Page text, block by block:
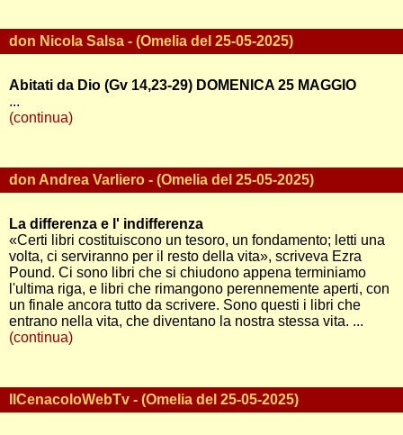
don Nicola Salsa - (Omelia del 25-05-2025)
Abitati da Dio (Gv 14,23-29) DOMENICA 25 MAGGIO
...
(continua)
don Andrea Varliero - (Omelia del 25-05-2025)
La differenza e l' indifferenza
«Certi libri costituiscono un tesoro, un fondamento; letti una
volta, ci serviranno per il resto della vita», scriveva Ezra
Pound. Ci sono libri che si chiudono appena terminiamo
l'ultima riga, e libri che rimangono perennemente aperti, con
un finale ancora tutto da scrivere. Sono questi i libri che
entrano nella vita, che diventano la nostra stessa vita. ...
(continua)
IlCenacoloWebTv - (Omelia del 25-05-2025)